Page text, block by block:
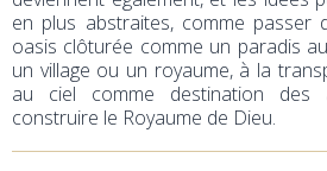
en plus abstraites, comme passer
oasis clôturée comme un paradis
un village ou un royaume, à la
au ciel comme destination des
construire le Royaume de Dieu.